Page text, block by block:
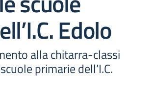
Edolo
alla chitarra-classi
primarie dell’I.C.